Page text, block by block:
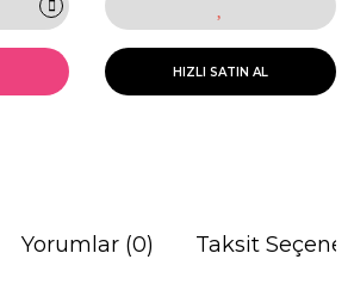
HIZLI SATIN AL
Yorumlar (0) Taksit